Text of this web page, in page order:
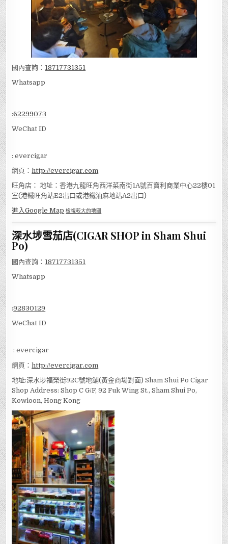
國內查詢： 18717731351
Whatsapp
WeChat ID
: evercigar
網頁：http://evercigar.com
旺角店： 地址：香港九龍旺角西洋菜南街1A號百寶利商業中心22樓01
室(港鐵旺角站E2出口或港鐵油麻地站A2出口)
進入Google Map 檢視較大的地圖
國內查詢：18717731351
:92830129
WeChat ID
: evercigar
網頁： http://evercigar.com
地址:深水埗福榮街92C號地舖(黃金商場對面) Sham Shui Po Cigar
Shop Address: Shop C G/F, 92 Fuk Wing St., Sham Shui Po,
Kowloon, Hong Kong